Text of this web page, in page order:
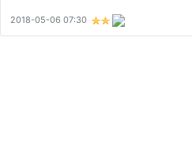
く。 …
2018-05-06 07:30